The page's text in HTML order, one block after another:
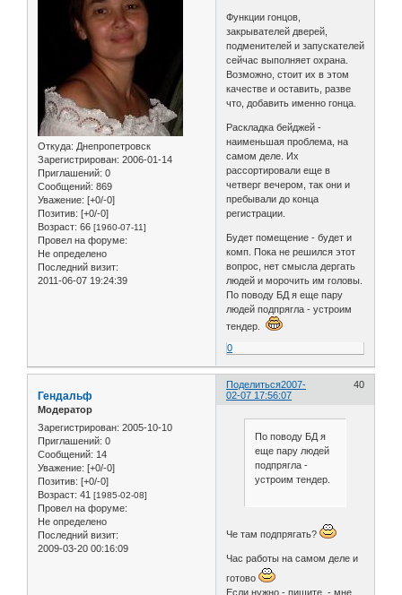
Откуда: Днепропетровск
Зарегистрирован: 2006-01-14
Приглашений: 0
Сообщений: 869
Уважение: [+0/-0]
Позитив: [+0/-0]
Возраст: 66 [1960-07-11]
Провел на форуме:
Не определено
Последний визит:
2011-06-07 19:24:39
Функции гонцов,
закрывателей дверей,
подменителей и запускателей
сейчас выполняет охрана.
Возможно, стоит их в этом
качестве и оставить, разве
что, добавить именно гонца.
Раскладка бейджей -
наименьшая проблема, на
самом деле. Их
рассортировали еще в
четверг вечером, так они и
пребывали до конца
регистрации.
Будет помещение - будет и
комп. Пока не решился этот
вопрос, нет смысла дергать
людей и морочить им головы.
По поводу БД я еще пару
людей подпрягла - устроим
тендер.
0
Поделиться 40
2007-
02-07 17:56:07
Гендальф
Модератор
Зарегистрирован: 2005-10-10
Приглашений: 0
Сообщений: 14
Уважение: [+0/-0]
Позитив: [+0/-0]
Возраст: 41 [1985-02-08]
Провел на форуме:
Не определено
Последний визит:
2009-03-20 00:16:09
По поводу БД я
еще пару людей
подпрягла -
устроим тендер.
Че там подпрягать?
Час работы на самом деле и
готово
Если нужно - пишите, - мне